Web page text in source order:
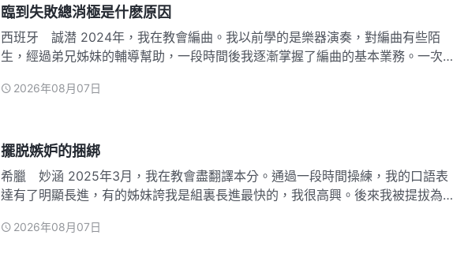
臨到失敗總消極是什麽原因
西班牙 誠潜 2024年，我在教會編曲。我以前學的是樂器演奏，對編曲有些陌
生，經過弟兄姊妹的輔導幫助，一段時間後我逐漸掌握了編曲的基本業務。一次編
錯，組長還感嘆：「好長時間都没有聽到這麽好的歌了。」當時我心裏特别高興，
2026年08月07日
擺脱嫉妒的捆綁
希臘 妙涵 2025年3月，我在教會盡翻譯本分。通過一段時間操練，我的口語表
達有了明顯長進，有的姊妹誇我是組裏長進最快的，我很高興。後來我被提拔為組
來的蘇語姊妹不僅在口語表達上進步非常快，還能發現翻譯工作中存在的問題并提
2026年08月07日